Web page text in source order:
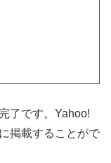
了です。Yahoo!
掲載することがで